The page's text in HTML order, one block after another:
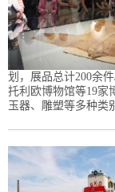
划，展品总计200余
托利欧博物馆等19家
玉器、雕塑等多种类